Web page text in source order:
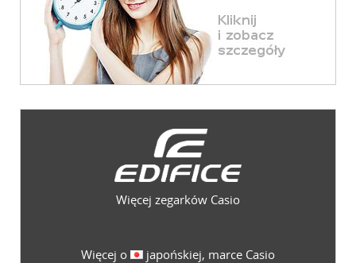
Więcej zegarków Casio
Więcej o
japońskiej, marce Casio